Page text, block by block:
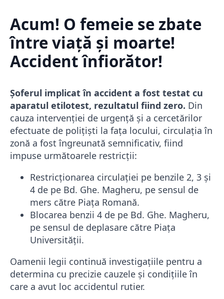
Acum! O femeie se zbate
între viață și moarte!
Accident înfiorător!
Șoferul implicat în accident a fost testat cu
aparatul etilotest, rezultatul fiind zero. Din
cauza intervenției de urgență și a cercetărilor
efectuate de polițiști la fața locului, circulația în
zonă a fost îngreunată semnificativ, fiind
impuse următoarele restricții:
Restricționarea circulației pe benzile 2, 3 și
4 de pe Bd. Ghe. Magheru, pe sensul de
mers către Piața Romană.
Blocarea benzii 4 de pe Bd. Ghe. Magheru,
pe sensul de deplasare către Piața
Universității.
Oamenii legii continuă investigațiile pentru a
determina cu precizie cauzele și condițiile în
care a avut loc accidentul rutier.